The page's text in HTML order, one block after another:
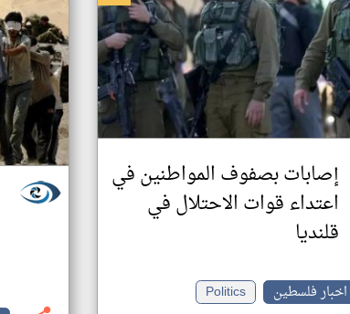
إصابات بصفوف المواطنين في
اعتداء قوات الاحتلال في
قلنديا
اخبار فلسطين
Politics